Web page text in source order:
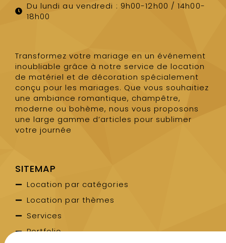
Du lundi au vendredi : 9h00-12h00 / 14h00-
18h00
Transformez votre mariage en un événement
inoubliable grâce à notre service de location
de matériel et de décoration spécialement
conçu pour les mariages. Que vous souhaitiez
une ambiance romantique, champêtre,
moderne ou bohème, nous vous proposons
une large gamme d’articles pour sublimer
votre journée
SITEMAP
Location par catégories
Location par thèmes
Services
Portfolio